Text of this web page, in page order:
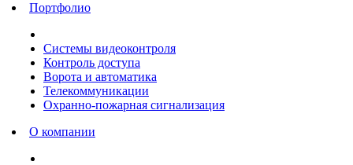
Портфолио
Системы видеоконтроля
Контроль доступа
Ворота и автоматика
Телекоммуникации
Охранно-пожарная сигнализация
О компании